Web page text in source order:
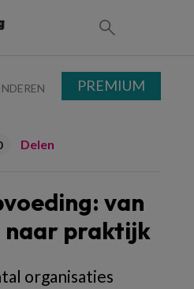
Delen
van
naar praktijk
organisaties
PREMIUM